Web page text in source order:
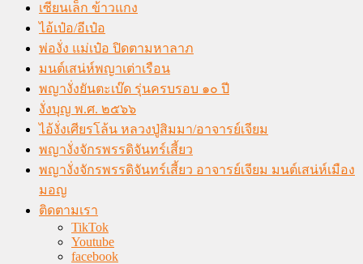
เซียนเล็ก ข้าวแกง
ไอ้เป๋อ/อีเป๋อ
พ่องั่ง แม่เป๋อ ปิดตามหาลาภ
มนต์เสน่ห์พญาเต่าเรือน
พญางั่งยันตะเบ๊ด รุ่นครบรอบ ๑๐ ปี
งั่งบุญ พ.ศ. ๒๕๖๖
ไอ้งั่งเศียรโล้น หลวงปู่สิมมา/อาจารย์เจียม
พญางั่งจักรพรรดิจันทร์เสี้ยว
พญางั่งจักรพรรดิจันทร์เสี้ยว อาจารย์เจียม มนต์เสน่ห์เมือง
มอญ
ติดตามเรา
TikTok
Youtube
facebook